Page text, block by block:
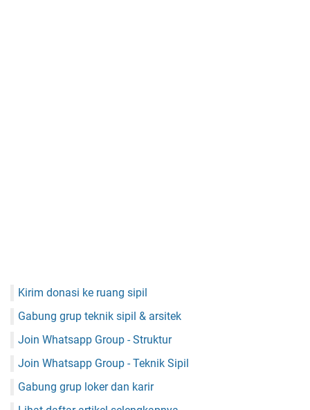
Kirim donasi ke ruang sipil
Gabung grup teknik sipil & arsitek
Join Whatsapp Group - Struktur
Join Whatsapp Group - Teknik Sipil
Gabung grup loker dan karir